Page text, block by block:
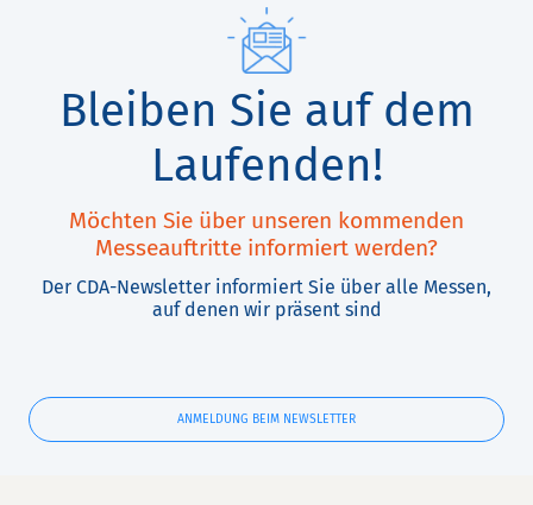
Bleiben Sie auf dem
Laufenden!
Möchten Sie über unseren kommenden
Messeauftritte informiert werden?
Der CDA-Newsletter informiert Sie über alle Messen,
auf denen wir präsent sind
ANMELDUNG BEIM NEWSLETTER